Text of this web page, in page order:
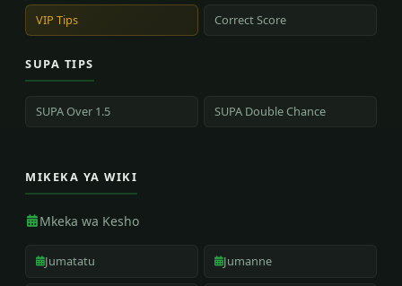
VIP Tips Correct Score
SUPA TIPS
SUPA Over 1.5 SUPA Double Chance
MIKEKA YA WIKI
Mkeka wa Kesho
Jumatatu Jumanne